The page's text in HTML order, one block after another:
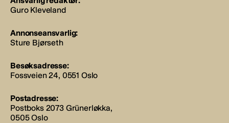
Guro Kleveland
Annonseansvarlig:
Sture Bjørseth
Besøksadresse:
Fossveien 24, 0551 Oslo
Postadresse:
Postboks 2073 Grünerløkka,
0505 Oslo